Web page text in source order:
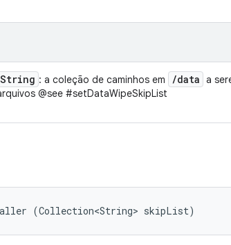
String : a coleção de caminhos em /data a
@see #setDataWipeSkipList
(Collection<String> skipList)